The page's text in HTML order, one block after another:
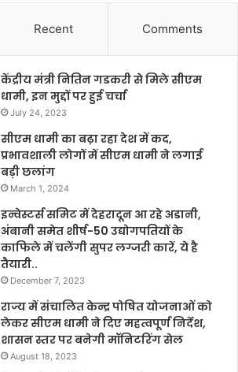
Recent Comments
केंद्रीय मंत्री नितिन गडकरी से मिले सीएम
धामी, इन मुद्दों पर हुई चर्चा
July 24, 2023
सीएम धामी का बढ़ा रहा देश में कद,
प्रभावशाली लोगों में सीएम धामी ने लगाई
बड़ी छलांग
March 1, 2024
इन्वेस्टर्स समिट में देहरादून आ रहे अडानी,
अंबानी समेत शीर्ष-50 उद्योगपतियों के
काफिले में चलेंगी सुपर लग्जरी कारें, ये है
तैयारी..
December 7, 2023
राज्य में संचालित केन्द्र पोषित योजनाओं को
लेकर सीएम धामी ने दिए महत्वपूर्ण निर्देश,
शासन स्तर पर बनेगी मॉनिटरिंग सेल
August 18, 2023